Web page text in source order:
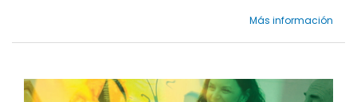
Más información